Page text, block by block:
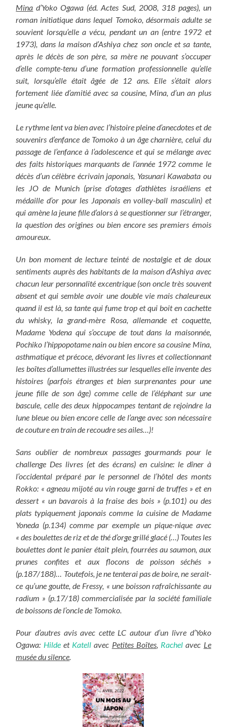
Mina d’Yoko Ogawa (éd. Actes Sud, 2008, 318 pages), un
roman initiatique dans lequel Tomoko, désormais adulte se
souvient lorsqu’elle a vécu, pendant un an (entre 1972 et
1973), dans la maison d’Ashiya chez son oncle et sa tante,
après le décès de son père, sa mère ne pouvant s’occuper
d’elle compte-tenu d’une formation professionnelle qu’elle
suit, lorsqu’elle était âgée de 12 ans. Elle s’était alors
fortement liée d’amitié avec sa cousine, Mina, d’un an plus
jeune qu’elle.
Le rythme lent va bien avec l’histoire pleine d’anecdotes et de
souvenirs d’enfance de Tomoko à un âge charnière, celui du
passage de l’enfance à l’adolescence et qui se mélange avec
des faits historiques marquants de l’année 1972 comme le
décès d’un célèbre écrivain japonais, Yasunari Kawabata ou
les JO de Munich (prise d’otages d’athlètes israéliens et
médaille d’or pour les Japonais en volley-ball masculin) et
qui amène la jeune fille d’alors à se questionner sur l’étranger,
la question des origines ou bien encore ses premiers émois
amoureux.
Un bon moment de lecture teinté de nostalgie et de doux
sentiments auprès des habitants de la maison d’Ashiya avec
chacun leur personnalité excentrique (son oncle très souvent
absent et qui semble avoir une double vie mais chaleureux
quand il est là, sa tante qui fume trop et qui boit en cachette
du whisky, la grand-mère Rosa, allemande et coquette,
Madame Yodena qui s’occupe de tout dans la maisonnée,
Pochiko l’hippopotame nain ou bien encore sa cousine Mina,
asthmatique et précoce, dévorant les livres et collectionnant
les boîtes d’allumettes illustrées sur lesquelles elle invente des
histoires (parfois étranges et bien surprenantes pour une
jeune fille de son âge) comme celle de l’éléphant sur une
bascule, celle des deux hippocampes tentant de rejoindre la
lune bleue ou bien encore celle de l’ange avec son nécessaire
de couture en train de recoudre ses ailes…)!
Sans oublier de nombreux passages gourmands pour le
challenge Des livres (et des écrans) en cuisine: le dîner à
l’occidental préparé par le personnel de l’hôtel des monts
Rokko: « agneau mijoté au vin rouge garni de truffes » et en
dessert « un bavarois à la fraise des bois » (p.101) ou des
plats typiquement japonais comme la cuisine de Madame
Yoneda (p.134) comme par exemple un pique-nique avec
« des boulettes de riz et de thé d’orge grillé glacé (…) Toutes les
boulettes dont le panier était plein, fourrées au saumon, aux
prunes confites et aux flocons de poisson séchés »
(p.187/188)… Toutefois, je ne tenterai pas de boire, ne serait-
ce qu’une goutte, de Fressy, « une boisson rafraîchissante au
radium » (p.17/18) commercialisée par la société familiale
de boissons de l’oncle de Tomoko.
Pour d’autres avis avec cette LC autour d’un livre d’Yoko
Ogawa: Hildeet Katell avec Petites Boîtes, Rachel avec Le
musée du silence